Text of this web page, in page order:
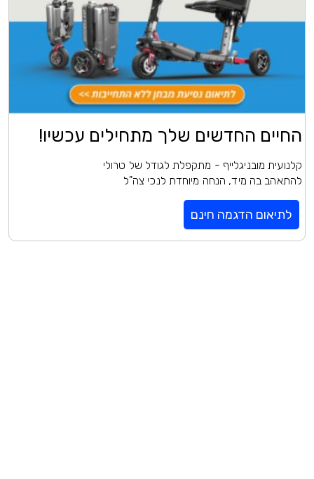
החיים החדשים שלך מתחילים עכשיו!
קלנועית מובניגלייף - מתקפלת לגודל של טרולי
להתאהב בה מיד, הנחה מיוחדת לנכי צה"ל
לתיאום הדגמה חינם